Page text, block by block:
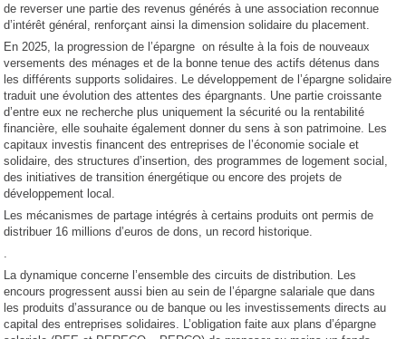
de reverser une partie des revenus générés à une association reconnue
d’intérêt général, renforçant ainsi la dimension solidaire du placement.
En 2025, la progression de l’épargne on résulte à la fois de nouveaux
versements des ménages et de la bonne tenue des actifs détenus dans
les différents supports solidaires. Le développement de l’épargne solidaire
traduit une évolution des attentes des épargnants. Une partie croissante
d’entre eux ne recherche plus uniquement la sécurité ou la rentabilité
financière, elle souhaite également donner du sens à son patrimoine. Les
capitaux investis financent des entreprises de l’économie sociale et
solidaire, des structures d’insertion, des programmes de logement social,
des initiatives de transition énergétique ou encore des projets de
développement local.
Les mécanismes de partage intégrés à certains produits ont permis de
distribuer 16 millions d’euros de dons, un record historique.
La dynamique concerne l’ensemble des circuits de distribution. Les
encours progressent aussi bien au sein de l’épargne salariale que dans
les produits d’assurance ou de banque ou les investissements directs au
capital des entreprises solidaires. L’obligation faite aux plans d’épargne